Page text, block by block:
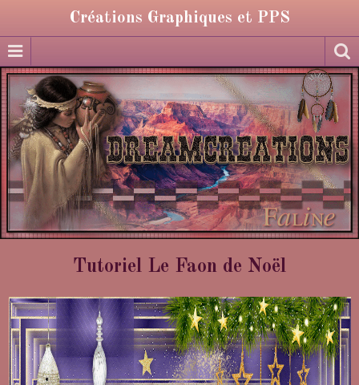
Créations Graphiques et PPS
Tutoriel Le Faon de Noël